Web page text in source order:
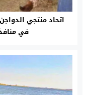
اتحاد منتجي
في